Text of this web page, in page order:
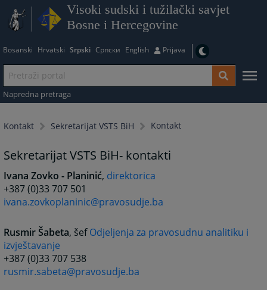
Visoki sudski i tužilački savjet
Bosne i Hercegovine
Bosanski Hrvatski Srpski Српски English Prijava
Napredna pretraga
Kontakt Sekretarijat VSTS BiH Kontakt
Sekretarijat VSTS BiH- kontakti
Ivana Zovko - Planinić, direktorica
+387 (0)33 707 501
ivana.zovkoplaninic@pravosudje.ba
Rusmir Šabeta, šefOdjeljenja za pravosudnu analitiku i
izvještavanje
+387 (0)33 707 538
rusmir.sabeta@pravosudje.ba